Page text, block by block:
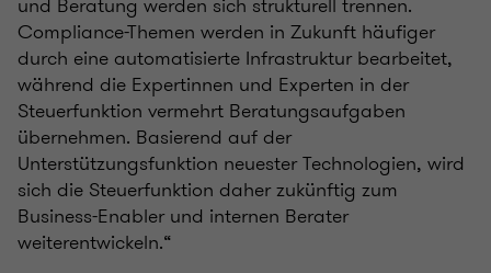
und Beratung werden sich strukturell trennen.
Compliance-Themen werden in Zukunft häufiger
durch eine automatisierte Infrastruktur bearbeitet,
während die Expertinnen und Experten in der
Steuerfunktion vermehrt Beratungsaufgaben
übernehmen. Basierend auf der
Unterstützungsfunktion neuester Technologien, wird
sich die Steuerfunktion daher zukünftig zum
Business-Enabler und internen Berater
weiterentwickeln.“